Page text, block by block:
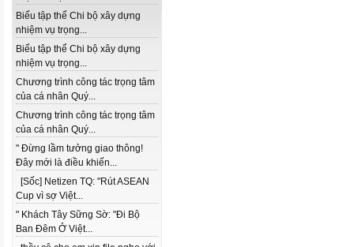
Biểu tập thể Chi bộ xây dựng
nhiệm vụ trọng...
Biểu tập thể Chi bộ xây dựng
nhiệm vụ trọng...
Chương trình công tác trọng tâm
của cá nhân Quý...
Chương trình công tác trọng tâm
của cá nhân Quý...
" Đừng lầm tưởng giao thông!
Đây mới là điều khiến...
[Sốc] Netizen TQ: "Rút ASEAN
Cup vì sợ Việt...
" Khách Tây Sững Sờ: "Đi Bộ
Ban Đêm Ở Việt...